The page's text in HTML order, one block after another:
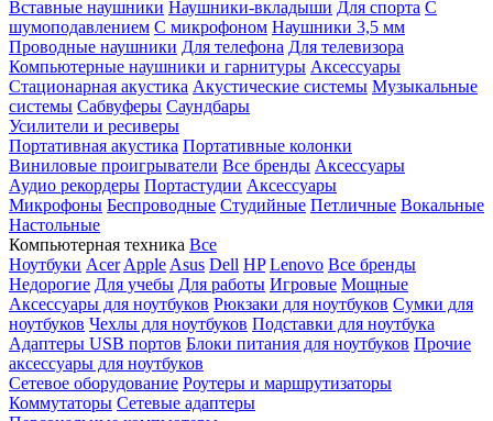
Вставные наушники Наушники-вкладыши Для спорта С
шумоподавлением С микрофоном Наушники 3,5 мм
Проводные наушники Для телефона Для телевизора
Компьютерные наушники и гарнитуры Аксессуары
Стационарная акустика Акустические системы Музыкальные
системы Сабвуферы Саундбары
Усилители и ресиверы
Портативная акустика Портативные колонки
Виниловые проигрыватели Все бренды Аксессуары
Аудио рекордеры Портастудии Аксессуары
Микрофоны Беспроводные Студийные Петличные Вокальные
Настольные
Компьютерная техника Все
Ноутбуки Acer Apple Asus Dell HP Lenovo Все бренды
Недорогие Для учебы Для работы Игровые Мощные
Аксессуары для ноутбуков Рюкзаки для ноутбуков Сумки для
ноутбуков Чехлы для ноутбуков Подставки для ноутбука
Адаптеры USB портов Блоки питания для ноутбуков Прочие
аксессуары для ноутбуков
Сетевое оборудование Роутеры и маршрутизаторы
Коммутаторы Сетевые адаптеры